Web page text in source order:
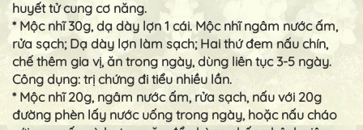
huyết tử cung cơ năng.
* Mộc nhĩ 30g, dạ dày lợn 1 cái. Mộc nhĩ ngâm nước ấm,
rửa sạch; Dạ dày lợn làm sạch; Hai thứ đem nấu chín,
chế thêm gia vị, ăn trong ngày, dùng liên tục 3-5 ngày.
Công dụng: trị chứng đi tiểu nhiều lần.
* Mộc nhĩ 20g, ngâm nước ấm, rửa sạch, nấu với 20g
đường phèn lấy nước uống trong ngày, hoặc nấu cháo